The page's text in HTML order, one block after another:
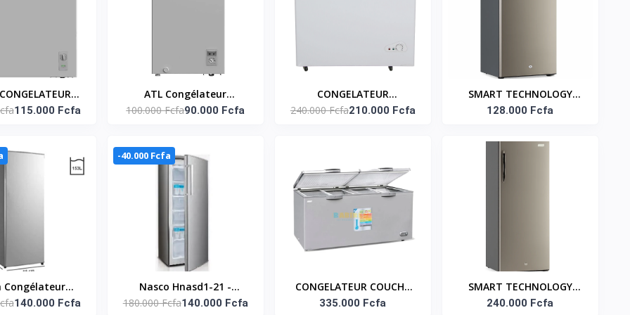
- 198 LT NET
115.000 Fcfa
ATL Congélateur
Horizontal - 100L - 01
100.000 Fcfa90.000 Fcfa
CONGELATEUR
HORIZONTAL DEUX
240.000 Fcfa210.000 Fcfa
SMART TECHNOLOGY
Congélateur Vertical 5
Gris / Avec grille à l'arrière
128.000 Fcfa
Congélateur
-
140.000 Fcfa
-40.000 Fcfa
Nasco Hnasd1-21 -
Congelateur Vertical
180.000 Fcfa140.000 Fcfa
CONGELATEUR COUCHE
BATTANT INTERIEUR
335.000 Fcfa
SMART TECHNOLOGY
Congélateur Vertical
240.000 Fcfa